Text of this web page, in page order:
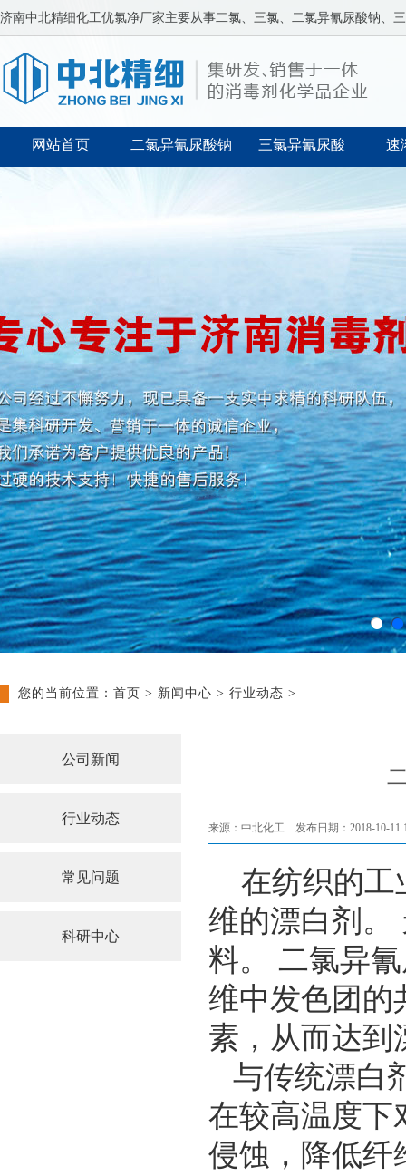
济南中北精细化工优氯净厂家主要从事二氯、三氯、二氯异氰尿酸钠、
网站首页 二氯异氰尿酸钠 三氯异氰尿酸 速
您的当前位置： 首页 > 新闻中心 > 行业动态 >
公司新闻
行业动态
常见问题
科研中心
来源：中北化工 发布日期：2018-10-11
在纺织的工
维的漂白剂。
料。 二氯异
维中发色团的
素，从而达到
与传统漂白
在较高温度下
侵蚀，降低纤